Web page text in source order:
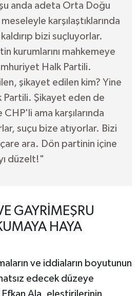
anda adeta Orta Doğu
meseleyle karşılaştıklarında
kaldırıp bizi suçluyorlar.
kurumlarını mahkemeye
Halk Partili.
şikayet edilen kim? Yine
Partili. Şikayet eden de
ama karşılarında
suçu bize atıyorlar. Bizi
çare ara. Dön partinin içine
düzelt!"
GAYRİMEŞRU
HAYA
ve iddiaların boyutunun
edecek düzeye
Efkan Ala, eleştirilerinin